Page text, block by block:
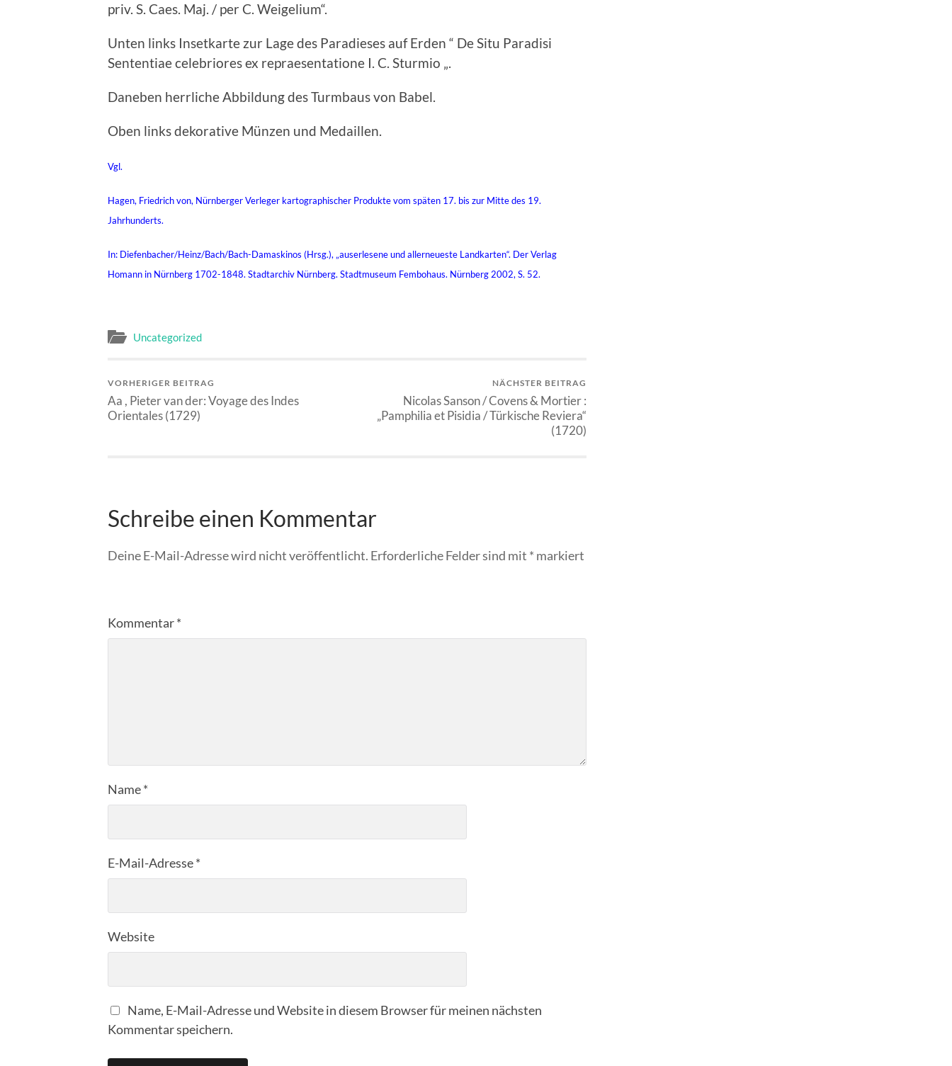
priv. S. Caes. Maj. / per C. Weigelium“.
Unten links Insetkarte zur Lage des Paradieses auf Erden “ De Situ Paradisi
Sententiae celebriores ex repraesentatione I. C. Sturmio „.
Daneben herrliche Abbildung des Turmbaus von Babel.
Oben links dekorative Münzen und Medaillen.
Vgl.
Hagen, Friedrich von, Nürnberger Verleger kartographischer Produkte vom späten 17. bis zur Mitte des 19.
Jahrhunderts.
In: Diefenbacher/Heinz/Bach/Bach-Damaskinos (Hrsg.), „auserlesene und allerneueste Landkarten“. Der Verlag
Homann in Nürnberg 1702-1848. Stadtarchiv Nürnberg. Stadtmuseum Fembohaus. Nürnberg 2002, S. 52.
Uncategorized
VORHERIGER BEITRAG
Aa , Pieter van der: Voyage des Indes
Orientales (1729)
NÄCHSTER BEITRAG
Nicolas Sanson / Covens & Mortier :
„Pamphilia et Pisidia / Türkische Reviera“
(1720)
Schreibe einen Kommentar
Deine E-Mail-Adresse wird nicht veröffentlicht. Erforderliche Felder sind mit * markiert
Kommentar*
Name*
E-Mail-Adresse*
Website
Name, E-Mail-Adresse und Website in diesem Browser für meinen nächsten
Kommentar speichern.